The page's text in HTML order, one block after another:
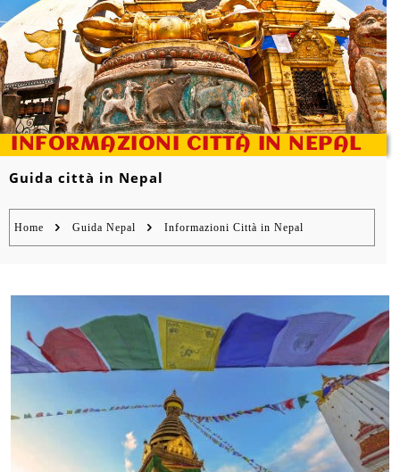
INFORMAZIONI CITTÀ IN NEPAL
Guida città in Nepal
Home Guida Nepal Informazioni Città in Nepal